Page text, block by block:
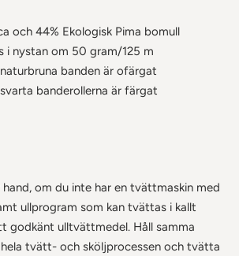
och 44% Ekologisk Pima bomull
i nystan om 50 gram/125 m
banden är ofärgat
banderollerna är färgat
om du inte har en tvättmaskin med
ullprogram som kan tvättas i kallt
godkänt ulltvättmedel. Håll samma
tvätt- och sköljprocessen och tvätta